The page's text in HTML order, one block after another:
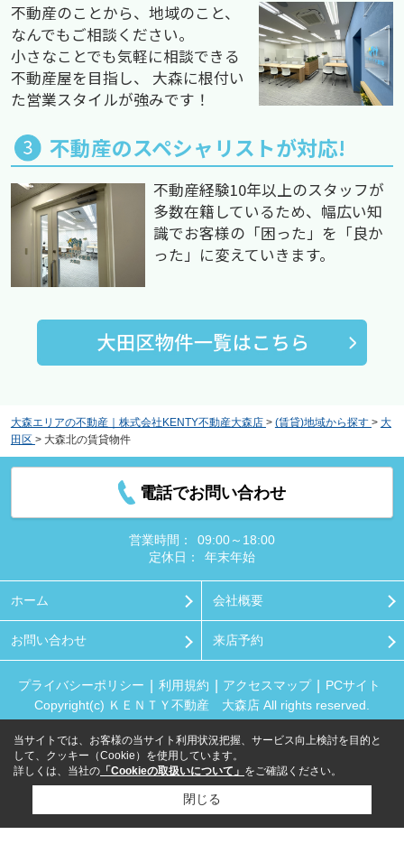
不動産のことから、地域のこと、
なんでもご相談ください。
小さなことでも気軽に相談できる
不動産屋を目指し、 大森に根付い
た営業スタイルが強みです！
不動産のスペシャリストが対応!
不動産経験10年以上のスタッフが
多数在籍しているため、幅広い知
識でお客様の「困った」を「良か
った」に変えていきます。
大森エリアの不動産｜株式会社KENTY不動産大森店 > (賃貸)地域から探す > 大
田区 > 大森北の賃貸物件
電話でお問い合わせ
営業時間：
09:00～18:00
定休日：
年末年始
ホーム 会社概要
お問い合わせ 来店予約
プライバシーポリシー 利用規約 アクセスマップ
PCサイト
Copyright(c) ＫＥＮＴＹ不動産 大森店 All rights reserved.
当サイトでは、お客様の当サイト利用状況把握、サービス向上検討を目的と
して、クッキー（Cookie）を使用しています。
詳しくは、当社の 「Cookieの取扱いについて」 をご確認ください。
閉じる